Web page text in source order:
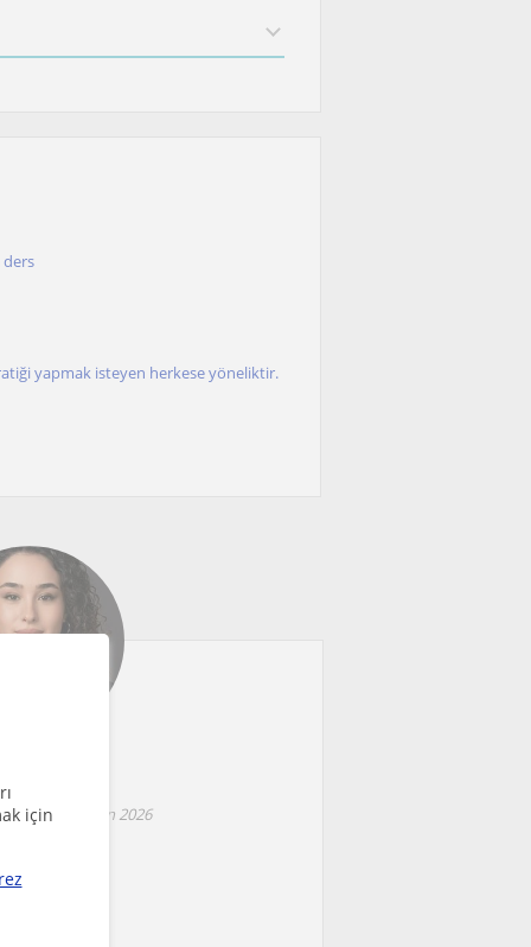
için
ders
yapmak isteyen herkese yöneliktir.
since Haziran 2026